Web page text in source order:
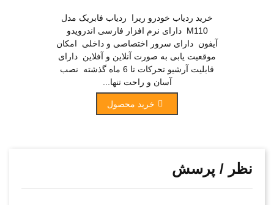
خرید ردیاب خودرو ریرا ردیاب فابریک مدل
M110 دارای نرم افزار فارسی اندرویدو
آیفون دارای سرور اختصاصی و داخلی امکان
موقعیت یابی به صورت آنلاین و آفلاین دارای
قابلیت آرشیو تحرکات تا 6 ماه گذشته نصب
آسان و راحت تنها...
خرید محصول
نظر / پرسش